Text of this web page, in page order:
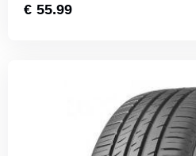
€ 55.99